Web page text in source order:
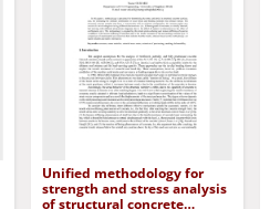
Unified methodology for
strength and stress analysis
of structural concrete